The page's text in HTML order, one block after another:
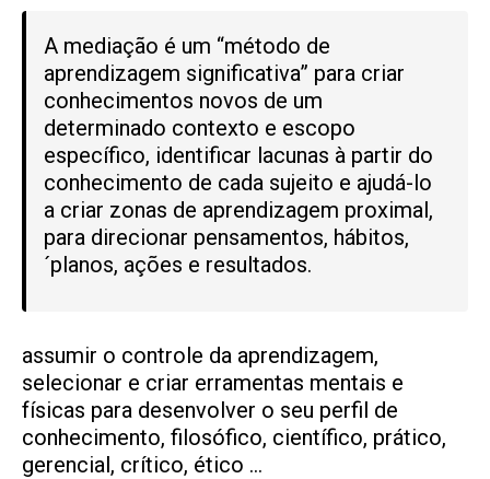
A mediação é um “método de
aprendizagem significativa” para criar
conhecimentos novos de um
determinado contexto e escopo
específico, identificar lacunas à partir do
conhecimento de cada sujeito e ajudá-lo
a criar zonas de aprendizagem proximal,
para direcionar pensamentos, hábitos,
´planos, ações e resultados.
assumir o controle da aprendizagem,
selecionar e criar erramentas mentais e
físicas para desenvolver o seu perfil de
conhecimento, filosófico, científico, prático,
gerencial, crítico, ético …